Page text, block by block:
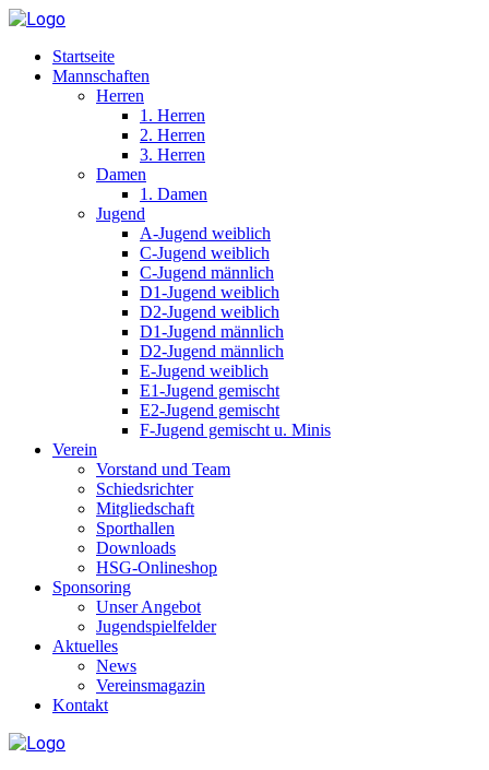
Startseite
Mannschaften
Herren
1. Herren
2. Herren
3. Herren
Damen
1. Damen
Jugend
A-Jugend weiblich
C-Jugend weiblich
C-Jugend männlich
D1-Jugend weiblich
D2-Jugend weiblich
D1-Jugend männlich
D2-Jugend männlich
E-Jugend weiblich
E1-Jugend gemischt
E2-Jugend gemischt
F-Jugend gemischt u. Minis
Verein
Vorstand und Team
Schiedsrichter
Mitgliedschaft
Sporthallen
Downloads
HSG-Onlineshop
Sponsoring
Unser Angebot
Jugendspielfelder
Aktuelles
News
Vereinsmagazin
Kontakt